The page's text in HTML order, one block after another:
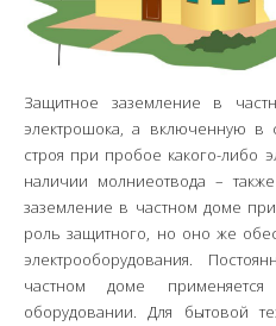
Защитное заземление в
электрошока, а включенную в
строя при пробое какого-либо
наличии молниеотвода –
заземление в частном доме
роль защитного, но оно же
электрооборудования.
частном доме
оборудовании. Для бытовой